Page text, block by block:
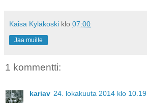
Kaisa Kyläkoski klo 07:00
Jaa muille
1 kommentti:
kariav 24. lokakuuta 2014 klo 10.19